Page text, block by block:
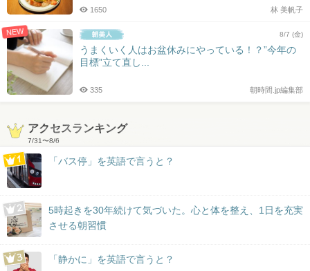
林 美帆子
1650
NEW 8/7 (金)
うまくいく人はお盆休みにやっている！？”今年の
目標”立て直し...
朝時間.jp編集部
335
アクセスランキング
7/31〜8/6
「バス停」を英語で言うと？
5時起きを30年続けて気づいた。心と体を整え、1日を充実
させる朝習慣
「静かに」を英語で言うと？